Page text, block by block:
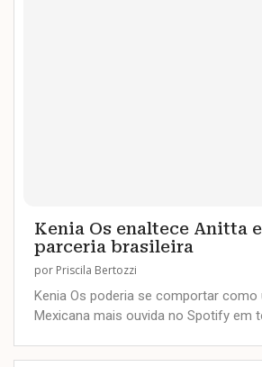
Kenia Os enaltece Anitta
parceria brasileira
por Priscila Bertozzi
Kenia Os poderia se comportar como
Mexicana mais ouvida no Spotify em